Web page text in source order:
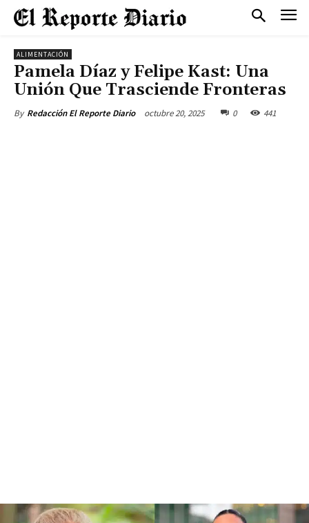
ALIMENTACIÓN
Pamela Díaz y Felipe Kast: Una
Unión Que Trasciende Fronteras
By Redacción El Reporte Diario octubre 20, 2025 0 441